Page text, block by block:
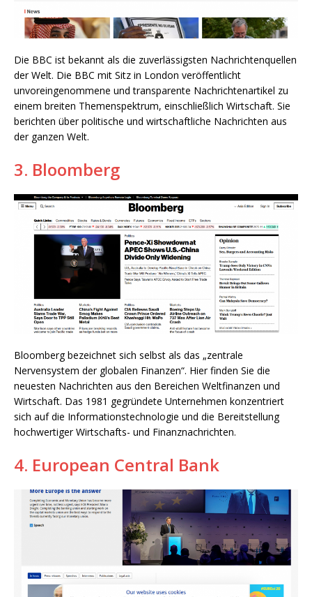
Die BBC ist bekannt als die zuverlässigsten Nachrichtenquellen
der Welt. Die BBC mit Sitz in London veröffentlicht
unvoreingenommene und transparente Nachrichtenartikel zu
einem breiten Themenspektrum, einschließlich Wirtschaft. Sie
berichten über politische und wirtschaftliche Nachrichten aus
der ganzen Welt.
3. Bloomberg
Bloomberg bezeichnet sich selbst als das „zentrale
Nervensystem der globalen Finanzen“. Hier finden Sie die
neuesten Nachrichten aus den Bereichen Weltfinanzen und
Wirtschaft. Das 1981 gegründete Unternehmen konzentriert
sich auf die Informationstechnologie und die Bereitstellung
hochwertiger Wirtschafts- und Finanznachrichten.
4. European Central Bank